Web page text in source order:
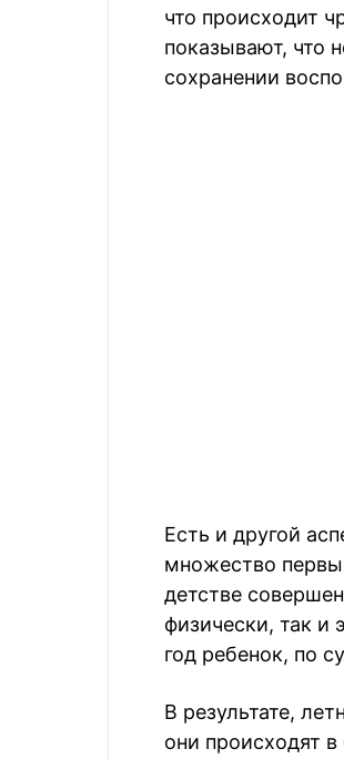
что происходит
показывают, что
сохранении
Есть и другой
множество
детстве
физически, так
год ребенок, по
В результате,
они происходят